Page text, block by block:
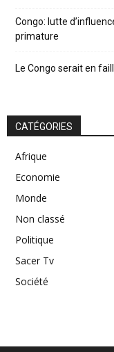
Congo: lutte
primature
Le Congo serait en
CATÉGORIES
Afrique
Economie
Monde
Non classé
Politique
Sacer Tv
Société